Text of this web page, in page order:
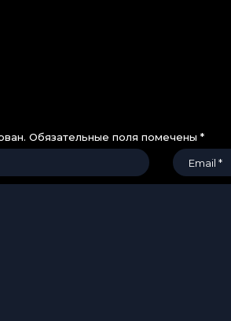
Обязательные поля помечены *